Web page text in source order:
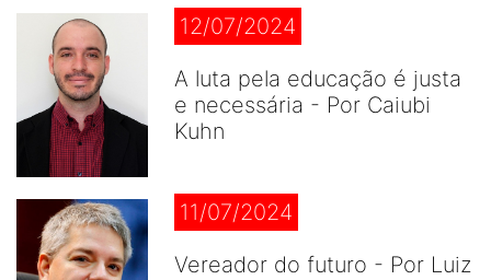
12/07/2024
A luta pela educação é justa
e necessária - Por Caiubi
Kuhn
11/07/2024
Vereador do futuro - Por Luiz